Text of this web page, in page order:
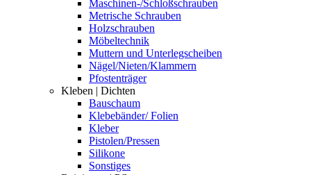
Maschinen-/Schloßschrauben
Metrische Schrauben
Holzschrauben
Möbeltechnik
Muttern und Unterlegscheiben
Nägel/Nieten/Klammern
Pfostenträger
Kleben | Dichten
Bauschaum
Klebebänder/ Folien
Kleber
Pistolen/Pressen
Silikone
Sonstiges